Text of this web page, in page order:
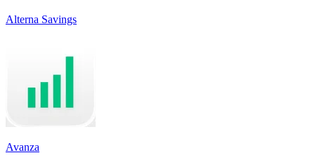
Alterna Savings
Avanza